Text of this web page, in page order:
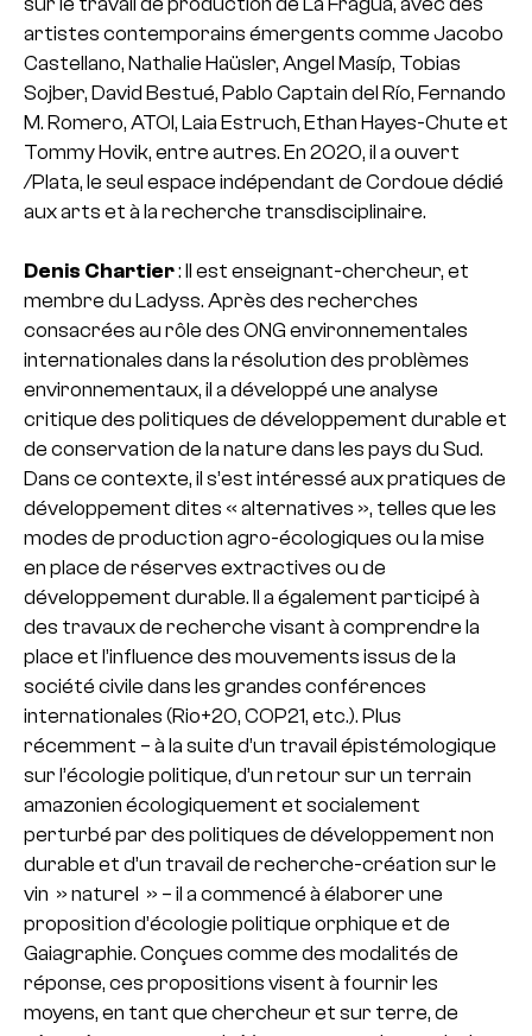
artistes contemporains émergents comme Jacobo
Castellano, Nathalie Haüsler, Angel Masíp, Tobias
Sojber, David Bestué, Pablo Captain del Río, Fernando
M. Romero, ATOI, Laia Estruch, Ethan Hayes-Chute et
Tommy Hovik, entre autres. En 2020, il a ouvert
/Plata, le seul espace indépendant de Cordoue dédié
aux arts et à la recherche transdisciplinaire.
Denis Chartier: Il est enseignant-chercheur, et
membre du Ladyss. Après des recherches
consacrées au rôle des ONG environnementales
internationales dans la résolution des problèmes
environnementaux, il a développé une analyse
critique des politiques de développement durable et
de conservation de la nature dans les pays du Sud.
Dans ce contexte, il s’est intéressé aux pratiques de
développement dites « alternatives », telles que les
modes de production agro-écologiques ou la mise
en place de réserves extractives ou de
développement durable. Il a également participé à
des travaux de recherche visant à comprendre la
place et l’influence des mouvements issus de la
société civile dans les grandes conférences
internationales (Rio+20, COP21, etc.). Plus
récemment – à la suite d’un travail épistémologique
sur l’écologie politique, d’un retour sur un terrain
amazonien écologiquement et socialement
perturbé par des politiques de développement non
durable et d’un travail de recherche-création sur le
vin » naturel » – il a commencé à élaborer une
proposition d’écologie politique orphique et de
Gaiagraphie. Conçues comme des modalités de
réponse, ces propositions visent à fournir les
moyens, en tant que chercheur et sur terre, de